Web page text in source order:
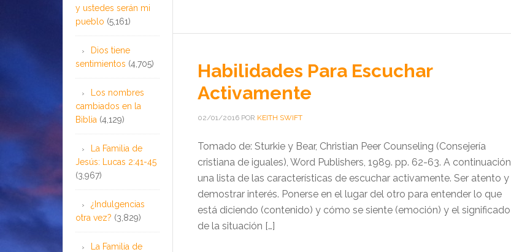
Habilidades Para Escuchar
Activamente
02/01/2016 POR KEITH SWIFT
Tomado de: Sturkie y Bear, Christian Peer Counseling (Consejería
cristiana de iguales), Word Publishers, 1989. pp. 62-63. A continuación
una lista de las características de escuchar activamente. Ser atento y
demostrar interés. Ponerse en el lugar del otro para entender lo que
está diciendo (contenido) y cómo se siente (emoción) y el significado
de la situación […]
y ustedes serán mi
pueblo (5,161)
Dios tiene
sentimientos (4,705)
Los nombres
cambiados en la
Biblia (4,129)
La Familia de
Jesús: Lucas 2:41-45
(3,967)
¿Indulgencias
otra vez? (3,829)
La Familia de